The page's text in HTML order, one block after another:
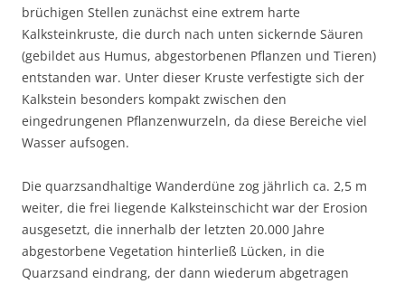
brüchigen Stellen zunächst eine extrem harte
Kalksteinkruste, die durch nach unten sickernde Säuren
(gebildet aus Humus, abgestorbenen Pflanzen und Tieren)
entstanden war. Unter dieser Kruste verfestigte sich der
Kalkstein besonders kompakt zwischen den
eingedrungenen Pflanzenwurzeln, da diese Bereiche viel
Wasser aufsogen.
Die quarzsandhaltige Wanderdüne zog jährlich ca. 2,5 m
weiter, die frei liegende Kalksteinschicht war der Erosion
ausgesetzt, die innerhalb der letzten 20.000 Jahre
abgestorbene Vegetation hinterließ Lücken, in die
Quarzsand eindrang, der dann wiederum abgetragen